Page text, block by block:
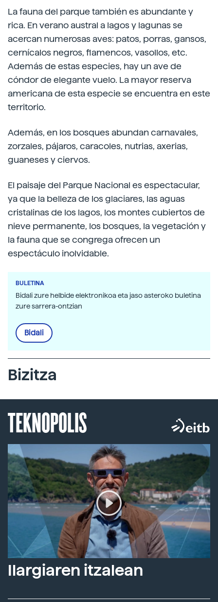
La fauna del parque también es abundante y
rica. En verano austral a lagos y lagunas se
acercan numerosas aves: patos, porras, gansos,
cernícalos negros, flamencos, vasollos, etc.
Además de estas especies, hay un ave de
cóndor de elegante vuelo. La mayor reserva
americana de esta especie se encuentra en este
territorio.
Además, en los bosques abundan carnavales,
zorzales, pájaros, caracoles, nutrias, axerias,
guaneses y ciervos.
El paisaje del Parque Nacional es espectacular,
ya que la belleza de los glaciares, las aguas
cristalinas de los lagos, los montes cubiertos de
nieve permanente, los bosques, la vegetación y
la fauna que se congrega ofrecen un
espectáculo inolvidable.
BULETINA
Bidali zure helbide elektronikoa eta jaso asteroko buletina
zure sarrera-ontzian
Bidali
Bizitza
TEKNOPOLIS
Ilargiaren itzalean